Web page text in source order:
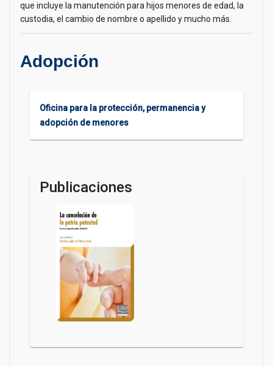
que incluye la manutención para hijos menores de edad, la
custodia, el cambio de nombre o apellido y mucho más.
Adopción
Oficina para la protección, permanencia y
adopción de menores
Publicaciones